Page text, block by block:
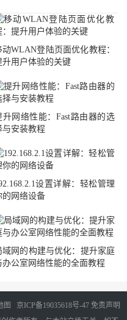
动WLAN登陆页面优化教程：
升用户体验的关键
升网络性能：Fast路由器的选
与安装教程
设置详解：轻松管理
的网络设备
域网的构建与优化：提升家庭
办公室网络性能的全面教程
图 京ICP备19035618号-47 免责声明